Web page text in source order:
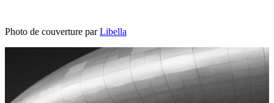
Photo de couverture parLibella